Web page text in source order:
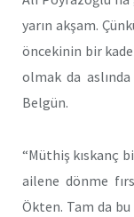
yarın akşam.
öncekinin bir
olmak da
Belgün.
“Müthiş kıskanç
ailene dönme
Ökten. Tam da